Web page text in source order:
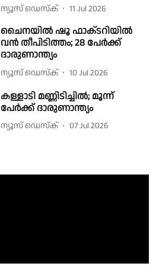
ന്യൂസ് ഡെസ്ക് 11 Jul 2026
ചൈനയിൽ ഷൂ ഫാക്‌ടറിയിൽ
വൻ തീപിടിത്തം; 28 പേർക്ക്
ദാരുണാന്ത്യം
ന്യൂസ് ഡെസ്ക് 10 Jul 2026
കള്ളാടി മണ്ണിടിച്ചിൽ; മൂന്ന്
പേർക്ക് ദാരുണാന്ത്യം
ന്യൂസ് ഡെസ്ക് 07 Jul 2026